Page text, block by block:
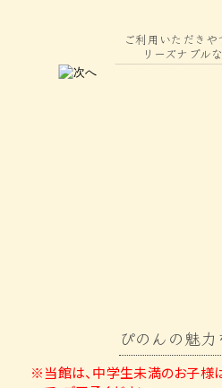
ご利用いただき
リーズナブル
ぴのんの魅力
※当館は、中学生未満のお子様